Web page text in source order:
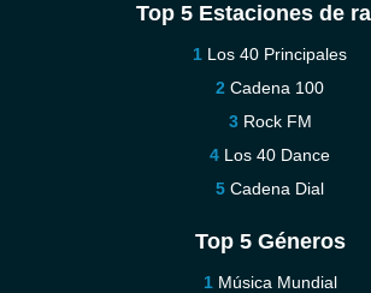
Top 5 Estaciones de
Los 40 Principales
Cadena 100
Rock FM
Los 40 Dance
Cadena Dial
Top 5 Géneros
Música Mundial